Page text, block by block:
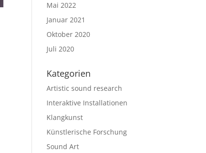
Mai 2022
Januar 2021
Oktober 2020
Juli 2020
Kategorien
Artistic sound research
Interaktive Installationen
Klangkunst
Künstlerische Forschung
Sound Art